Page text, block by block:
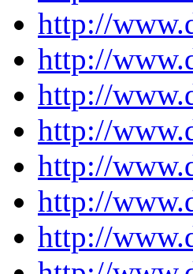
http://
http://
http://
http://
http://
http://
http://